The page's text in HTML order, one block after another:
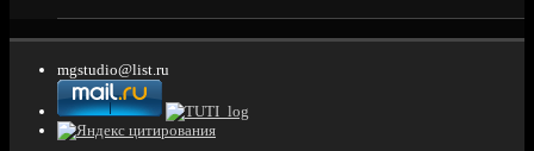
mgstudio@list.ru